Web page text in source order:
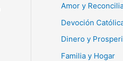
Amor y
Devoción
Dinero y
Familia y Hogar